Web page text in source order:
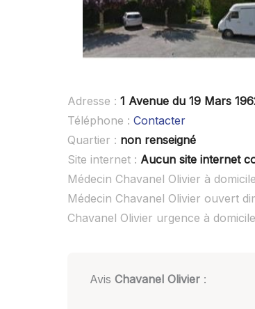
Adresse : 1 Avenue du 19 Mars
Téléphone : Contacter
Quartier : non renseigné
Site internet : Aucun site internet
Médecin Chavanel Olivier à
Médecin Chavanel Olivier ouvert
Chavanel Olivier urgence à
Avis Chavanel Olivier :